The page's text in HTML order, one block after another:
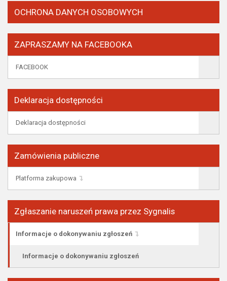
OCHRONA DANYCH OSOBOWYCH
ZAPRASZAMY NA FACEBOOKA
FACEBOOK
Deklaracja dostępności
Deklaracja dostępności
Zamówienia publiczne
Platforma zakupowa
Zgłaszanie naruszeń prawa przez Sygnalis
Informacje o dokonywaniu zgłoszeń
Informacje o dokonywaniu zgłoszeń